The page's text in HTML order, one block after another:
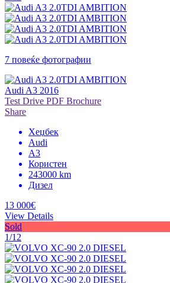
7 повеќе фотографии
Audi A3 2016
Test Drive PDF Brochure
Share
Хеџбек
Audi
A3
Користен
243000 km
Дизел
13 000€
View Details
Sold
1/12